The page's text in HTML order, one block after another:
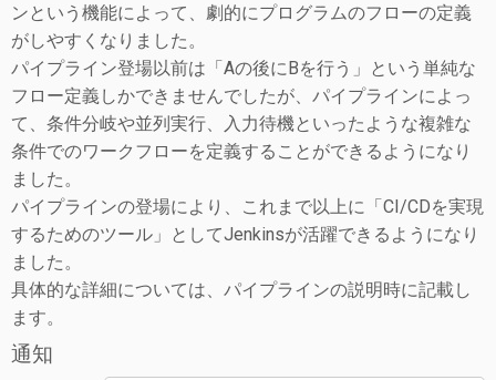
ンという機能によって、劇的にプログラムのフローの定義
がしやすくなりました。
パイプライン登場以前は「Aの後にBを行う」という単純な
フロー定義しかできませんでしたが、パイプラインによっ
て、条件分岐や並列実行、入力待機といったような複雑な
条件でのワークフローを定義することができるようになり
ました。
パイプラインの登場により、これまで以上に「CI/CDを実現
するためのツール」としてJenkinsが活躍できるようになり
ました。
具体的な詳細については、パイプラインの説明時に記載し
ます。
通知